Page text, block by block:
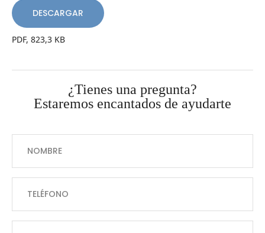
DESCARGAR
PDF, 823,3 KB
¿Tienes una pregunta?
Estaremos encantados de ayudarte